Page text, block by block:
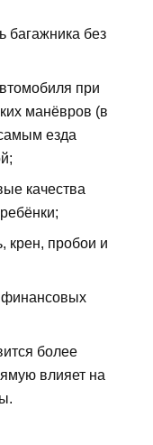
багажника без
при
манёвров (в
езда
качества
крен, пробои и
финансовых
более
влияет на